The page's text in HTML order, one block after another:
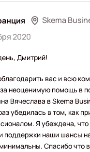
Skema
2020
Дмитрий!
вас и всю
неоценимую помощь в
Вячеслава в Skema
убедилась в том, как
Я убеждена,
поддержки наши шансы
Спасибо что